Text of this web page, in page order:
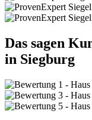
Das sagen
in Siegburg